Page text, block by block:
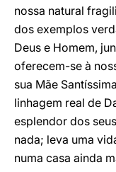
nossa natural
dos exemplos
Deus e Homem,
oferecem-se à
sua Mãe
linhagem real de
esplendor dos
nada; leva uma
numa casa ainda